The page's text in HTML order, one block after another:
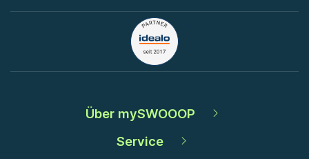
Über mySWOOOP
Service